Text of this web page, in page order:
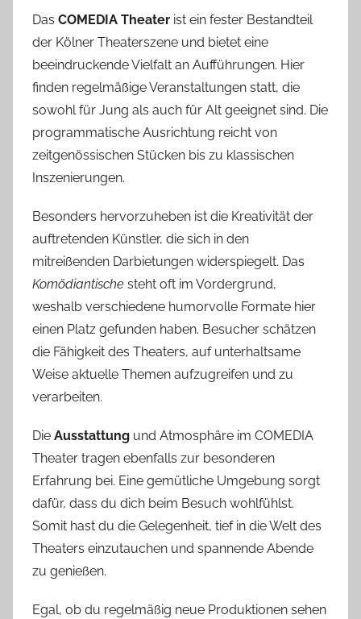
Das COMEDIA Theater ist ein fester Bestandteil
der Kölner Theaterszene und bietet eine
beeindruckende Vielfalt an Aufführungen. Hier
finden regelmäßige Veranstaltungen statt, die
sowohl für Jung als auch für Alt geeignet sind. Die
programmatische Ausrichtung reicht von
zeitgenössischen Stücken bis zu klassischen
Inszenierungen.
Besonders hervorzuheben ist die Kreativität der
auftretenden Künstler, die sich in den
mitreißenden Darbietungen widerspiegelt. Das
Komödiantische steht oft im Vordergrund,
weshalb verschiedene humorvolle Formate hier
einen Platz gefunden haben. Besucher schätzen
die Fähigkeit des Theaters, auf unterhaltsame
Weise aktuelle Themen aufzugreifen und zu
verarbeiten.
Die Ausstattung und Atmosphäre im COMEDIA
Theater tragen ebenfalls zur besonderen
Erfahrung bei. Eine gemütliche Umgebung sorgt
dafür, dass du dich beim Besuch wohlfühlst.
Somit hast du die Gelegenheit, tief in die Welt des
Theaters einzutauchen und spannende Abende
zu genießen.
Egal, ob du regelmäßig neue Produktionen sehen